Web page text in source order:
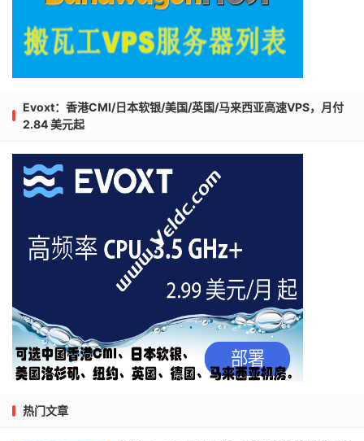
Evoxt：香港CMI/日本软银/美国/英国/马来西亚高速VPS，月付
2.84 美元起
热门文章